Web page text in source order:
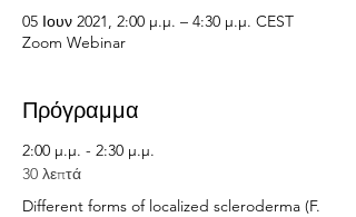
05 Ιουν 2021, 2:00 μ.μ. – 4:30 μ.μ. CEST
Zoom Webinar
Πρόγραμμα
2:00 μ.μ. - 2:30 μ.μ.
30 λεπτά
Different forms of localized scleroderma (F.